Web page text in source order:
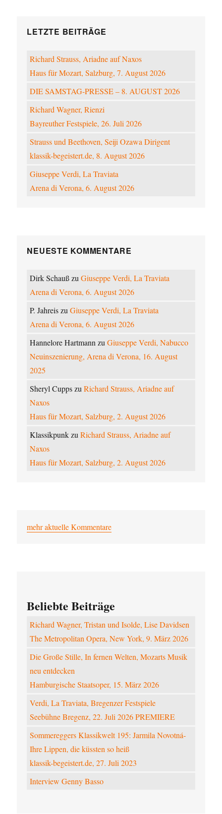
LETZTE BEITRÄGE
Richard Strauss, Ariadne auf Naxos
Haus für Mozart, Salzburg, 7. August 2026
DIE SAMSTAG-PRESSE – 8. AUGUST 2026
Richard Wagner, Rienzi
Bayreuther Festspiele, 26. Juli 2026
Strauss und Beethoven, Seiji Ozawa Dirigent
klassik-begeistert.de, 8. August 2026
Giuseppe Verdi, La Traviata
Arena di Verona, 6. August 2026
NEUESTE KOMMENTARE
Dirk SchaußzuGiuseppe Verdi, La Traviata
Arena di Verona, 6. August 2026
P. JahreiszuGiuseppe Verdi, La Traviata
Arena di Verona, 6. August 2026
Hannelore Hartmann zuGiuseppe Verdi, Nabucco
Neuinszenierung, Arena di Verona, 16. August
2025
Sheryl CuppszuRichard Strauss, Ariadne auf
Naxos
Haus für Mozart, Salzburg, 2. August 2026
KlassikpunkzuRichard Strauss, Ariadne auf
Naxos
Haus für Mozart, Salzburg, 2. August 2026
mehr aktuelle Kommentare
Beliebte Beiträge
Richard Wagner, Tristan und Isolde, Lise Davidsen
The Metropolitan Opera, New York, 9. März 2026
Die Große Stille, In fernen Welten, Mozarts Musik
neu entdecken
Hamburgische Staatsoper, 15. März 2026
Verdi, La Traviata, Bregenzer Festspiele
Seebühne Bregenz, 22. Juli 2026 PREMIERE
Sommereggers Klassikwelt 195: Jarmila Novotná-
Ihre Lippen, die küssten so heiß
klassik-begeistert.de, 27. Juli 2023
Interview Genny Basso